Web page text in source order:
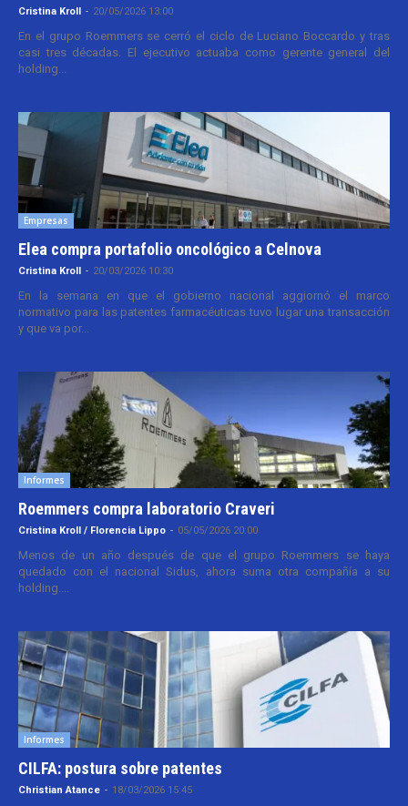
Cristina Kroll - 20/05/2026 13:00
En el grupo Roemmers se cerró el ciclo de Luciano Boccardo y tras
casi tres décadas. El ejecutivo actuaba como gerente general del
holding...
Empresas
Elea compra portafolio oncológico a Celnova
Cristina Kroll - 20/03/2026 10:30
En la semana en que el gobierno nacional aggiornó el marco
normativo para las patentes farmacéuticas tuvo lugar una transacción
y que va por...
Informes
Roemmers compra laboratorio Craveri
Cristina Kroll / Florencia Lippo - 05/05/2026 20:00
Menos de un año después de que el grupo Roemmers se haya
quedado con el nacional Sidus, ahora suma otra compañía a su
holding....
Informes
CILFA: postura sobre patentes
Christian Atance - 18/03/2026 15:45